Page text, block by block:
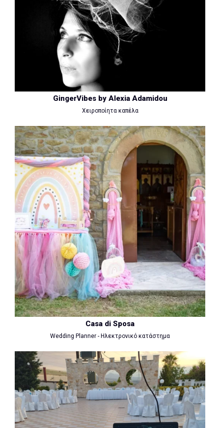
GingerVibes by Alexia Adamidou
Χειροποίητα καπέλα
Casa di Sposa
Wedding Planner - Ηλεκτρονικό κατάστημα